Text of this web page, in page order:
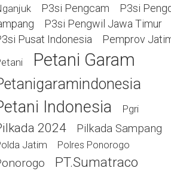
P3si Pengcam
P3si
P3si Pengwil Jawa Timur
Pusat Indonesia
Pemprov
Petani Garam
Indonesia Pgri
2024 Pilkada Sampang
Jatim Polres Ponorogo
PT.Sumatraco